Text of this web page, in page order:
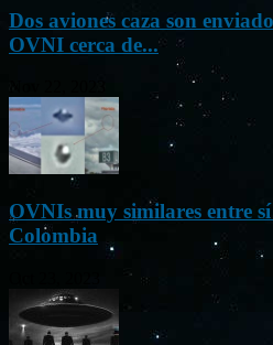
Dos aviones caza son
OVNI cerca de...
OVNIs muy similares entre
Colombia